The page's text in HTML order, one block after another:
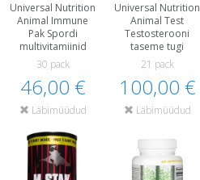
Universal Nutrition
Animal Immune
Pak Spordi
multivitamiinid
30 pack
46,00 €
Läbimüüdud
Universal Nutrition
Animal Test
Testosterooni
taseme tugi
21 pack
100,00 €
Läbimüüdud